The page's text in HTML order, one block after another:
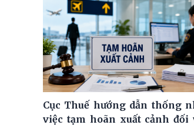
Cục Thuế hướng dẫn thống
việc tạm hoãn xuất cảnh đối